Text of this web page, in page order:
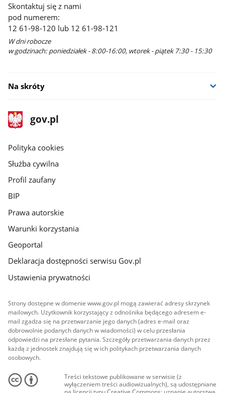
Skontaktuj się z nami
pod numerem:
12 61-98-120 lub 12 61-98-121
W dni robocze
w godzinach: poniedziałek - 8:00-16:00, wtorek - piątek 7:30 - 15:30
Na skróty
stopka
gov.pl
Strona
gov.pl
gov.pl
Polityka cookies
Służba cywilna
Profil zaufany
BIP
Prawa autorskie
Warunki korzystania
Geoportal
Deklaracja dostępności serwisu Gov.pl
Ustawienia prywatności
Strony dostępne w domenie www.gov.pl mogą zawierać adresy skrzynek
mailowych. Użytkownik korzystający z odnośnika będącego adresem e-
mail zgadza się na przetwarzanie jego danych (adres e-mail oraz
dobrowolnie podanych danych w wiadomości) w celu przesłania
odpowiedzi na przesłane pytania. Szczegóły przetwarzania danych przez
każdą z jednostek znajdują się w ich politykach przetwarzania danych
osobowych.
Treści tekstowe publikowane w serwisie (z
wyłączeniem treści audiowizualnych), są udostępniane